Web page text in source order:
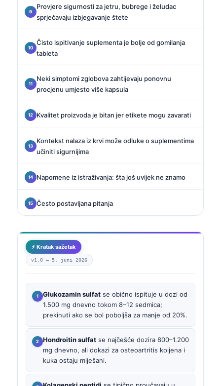
Provjere sigurnosti za jetru, bubrege i želudac
sprječavaju izbjegavanje štete
Čisto ispitivanje suplementa je bolje od gomilanja
tableta
Neki simptomi zglobova zahtijevaju ponovnu
procjenu umjesto više kapsula
Kvalitet proizvoda je bitan jer etikete mogu zavarati
Kontekst nalaza iz krvi može odluke o suplementima
učiniti sigurnijima
Napomene iz istraživanja: šta još uvijek ne znamo
Često postavljana pitanja
⚡ Kratak sažetak
v1.0 — 5. juni 2026
Glukozamin sulfat se obično ispituje u dozi od
1.500 mg dnevno tokom 8–12 sedmica;
prekinuti ako se bol poboljša za manje od 20%.
Hondroitin sulfat se najčešće dozira 800–1.200
mg dnevno, ali dokazi za osteoartritis koljena i
kuka ostaju miješani.